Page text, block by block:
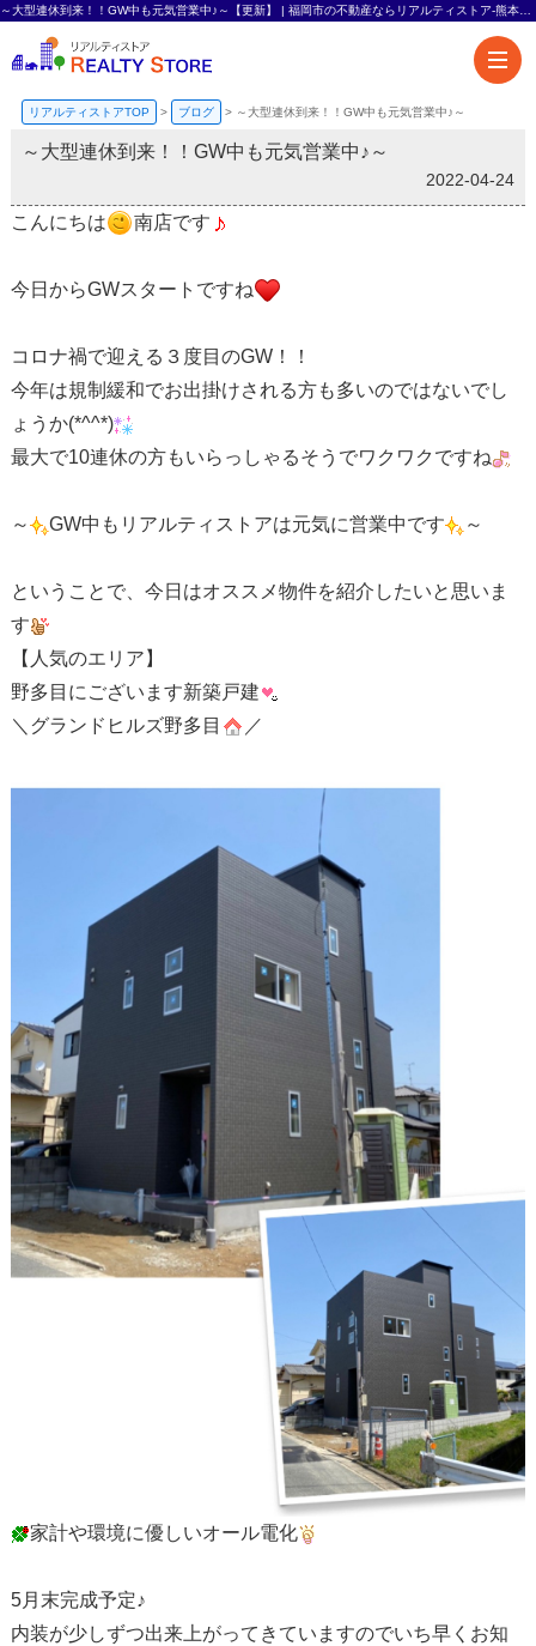
リアルティストアTOP > ブログ > ～大型連休到来！！GW中も元気営業中♪～
～大型連休到来！！GW中も元気営業中♪～
2022-04-24
こんにちは 南店です
今日からGWスタートですね
コロナ禍で迎える３度目のGW！！
今年は規制緩和でお出掛けされる方も多いのではないでし
ょうか(*^^*)
最大で10連休の方もいらっしゃるそうでワクワクですね
～ GW中もリアルティストアは元気に営業中です ～
ということで、今日はオススメ物件を紹介したいと思いま
す
【人気のエリア】
野多目にございます新築戸建
＼グランドヒルズ野多目
／
家計や環境に優しいオール電化
5月末完成予定♪
内装が少しずつ出来上がってきていますのでいち早くお知